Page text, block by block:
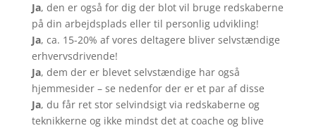
Ja, den er også for dig der blot vil bruge redskaberne
på din arbejdsplads eller til personlig udvikling!
Ja, ca. 15-20% af vores deltagere bliver selvstændige
erhvervsdrivende!
Ja, dem der er blevet selvstændige har også
hjemmesider – se nedenfor der er et par af disse
Ja, du får ret stor selvindsigt via redskaberne og
teknikkerne og ikke mindst det at coache og blive